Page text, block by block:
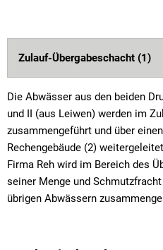
Zulauf-Übergabeschacht (1)
Die Abwässer aus den beiden
und II (aus Leiwen) werden im
zusammengeführt und über
Rechengebäude (2)
Firma Reh wird im Bereich des
seiner Menge und
übrigen Abwässern